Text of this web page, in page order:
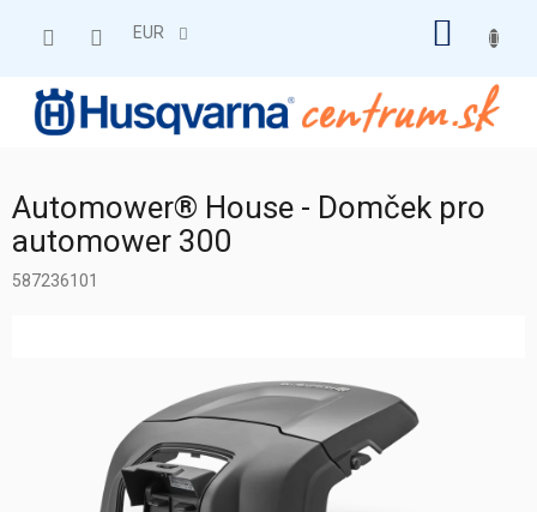
EUR
Automower® House - Domček pro
automower 300
587236101